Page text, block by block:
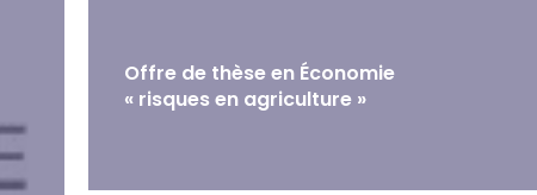
Offre de thèse en Économie
« risques en agriculture »